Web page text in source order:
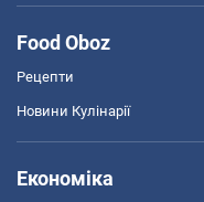
Food Oboz
Рецепти
Новини Кулінарії
Економіка